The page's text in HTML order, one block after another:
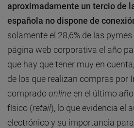
aproximadamente un tercio de
española no dispone de
solamente el 28,6% de las
página web corporativa el año
que hay que tener muy en
de los que realizan compras por
compradoonline en el último
físico (retail), lo que evidencia el
electrónico y su importancia